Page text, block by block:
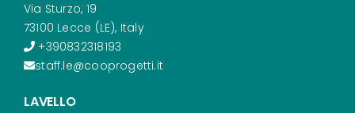
Via Sturzo, 19
73100 Lecce (LE), Italy
+390832318193
staff.le@cooprogetti.it
LAVELLO